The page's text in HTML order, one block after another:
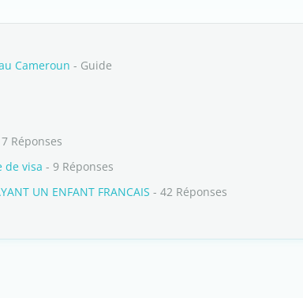
Cameroun - Guide
Réponses
de visa - 9 Réponses
UN ENFANT FRANCAIS - 42 Réponses